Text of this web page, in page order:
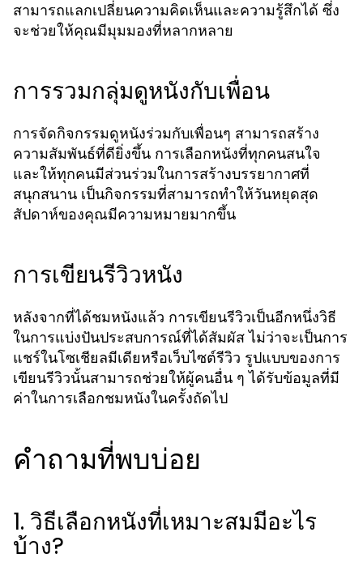
สามารถแลกเปลี่ยนความคิดเห็นและความรู้สึกได้ ซึ่ง
จะช่วยให้คุณมีมุมมองที่หลากหลาย
การรวมกลุ่มดูหนังกับเพื่อน
การจัดกิจกรรมดูหนังร่วมกับเพื่อนๆ สามารถสร้าง
ความสัมพันธ์ที่ดียิ่งขึ้น การเลือกหนังที่ทุกคนสนใจ
และให้ทุกคนมีส่วนร่วมในการสร้างบรรยากาศที่
สนุกสนาน เป็นกิจกรรมที่สามารถทำให้วันหยุดสุด
สัปดาห์ของคุณมีความหมายมากขึ้น
การเขียนรีวิวหนัง
หลังจากที่ได้ชมหนังแล้ว การเขียนรีวิวเป็นอีกหนึ่งวิธี
ในการแบ่งปันประสบการณ์ที่ได้สัมผัส ไม่ว่าจะเป็นการ
แชร์ในโซเชียลมีเดียหรือเว็บไซต์รีวิว รูปแบบของการ
เขียนรีวิวนั้นสามารถช่วยให้ผู้คนอื่น ๆ ได้รับข้อมูลที่มี
ค่าในการเลือกชมหนังในครั้งถัดไป
คำถามที่พบบ่อย
1. วิธีเลือกหนังที่เหมาะสมมีอะไร
บ้าง?